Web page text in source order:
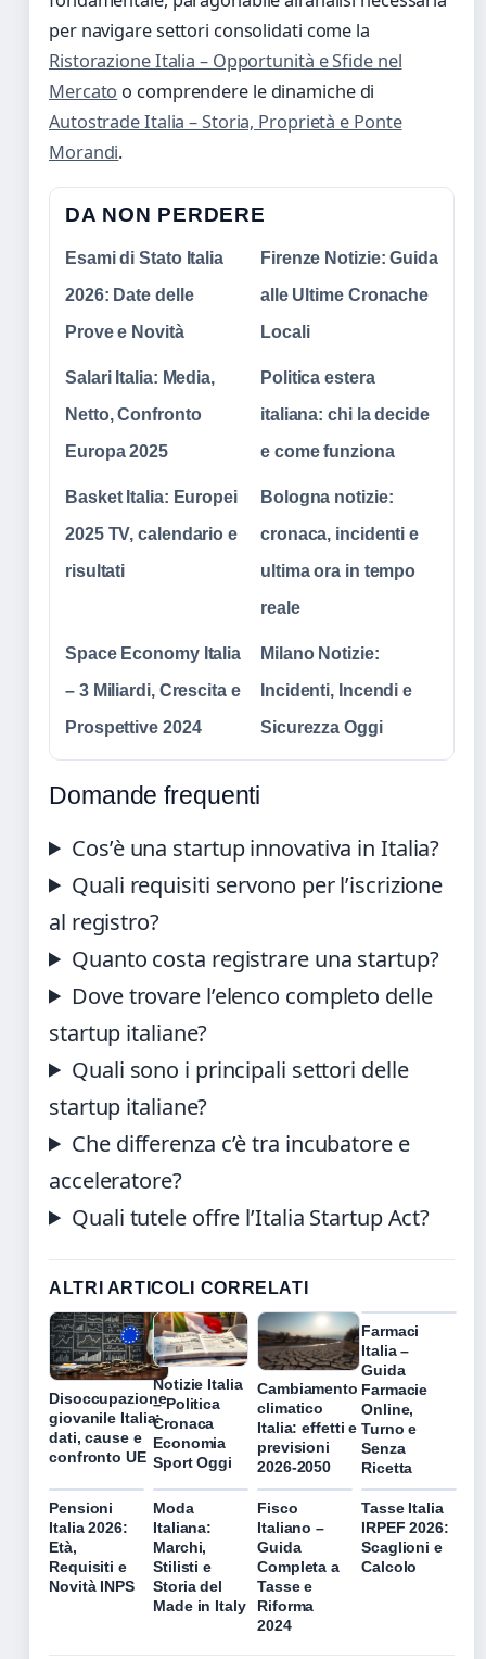
per navigare settori consolidati come la
Ristorazione Italia – Opportunità e Sfide nel
Mercato o comprendere le dinamiche di
Autostrade Italia – Storia, Proprietà e Ponte
Morandi.
DA NON PERDERE
Esami di Stato Italia
2026: Date delle
Prove e Novità
Firenze Notizie: Guida
alle Ultime Cronache
Locali
Salari Italia: Media,
Netto, Confronto
Europa 2025
Politica estera
italiana: chi la decide
e come funziona
Basket Italia: Europei
2025 TV, calendario e
risultati
Bologna notizie:
cronaca, incidenti e
ultima ora in tempo
reale
Space Economy Italia
– 3 Miliardi, Crescita e
Prospettive 2024
Milano Notizie:
Incidenti, Incendi e
Sicurezza Oggi
Domande frequenti
Cos’è una startup innovativa in Italia?
Quali requisiti servono per l’iscrizione
al registro?
Quanto costa registrare una startup?
Dove trovare l’elenco completo delle
startup italiane?
Quali sono i principali settori delle
startup italiane?
Che differenza c’è tra incubatore e
acceleratore?
Quali tutele offre l’Italia Startup Act?
ALTRI ARTICOLI CORRELATI
Disoccupazione
giovanile Italia:
dati, cause e
confronto UE
Notizie Italia
– Politica
Cronaca
Economia
Sport Oggi
Cambiamento
climatico
Italia: effetti e
previsioni
2026-2050
Farmaci
Italia –
Guida
Farmacie
Online,
Turno e
Senza
Ricetta
Pensioni
Italia 2026:
Età,
Requisiti e
Novità INPS
Moda
Italiana:
Marchi,
Stilisti e
Storia del
Made in Italy
Fisco
Italiano –
Guida
Completa a
Tasse e
Riforma
2024
Tasse Italia
IRPEF 2026:
Scaglioni e
Calcolo